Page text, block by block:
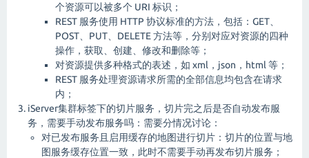
个资源可以被多个 URI 标识；
REST 服务使用 HTTP 协议标准的方法，包括：GET、
POST、PUT、DELETE 方法等，分别对应对资源的四种
操作，获取、创建、修改和删除等；
对资源提供多种格式的表述，如 xml，json，html 等；
REST 服务处理资源请求所需的全部信息均包含在请求
内；
iServer集群标签下的切片服务，切片完之后是否自动发布服
务，需要手动发布服务吗：需要分情况讨论：
对已发布服务且启用缓存的地图进行切片：切片的位置与地
图服务缓存位置一致，此时不需要手动再发布切片服务；